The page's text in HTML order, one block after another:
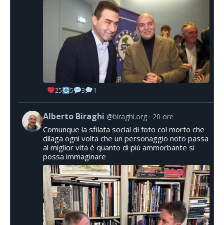
25 5 3 1
Alberto Biraghi @biraghi.org 20 ore
Comunque la sfilata social di foto col morto che
dilaga ogni volta che un personaggio noto passa
al miglior vita è quanto di più ammorbante si
possa immaginare